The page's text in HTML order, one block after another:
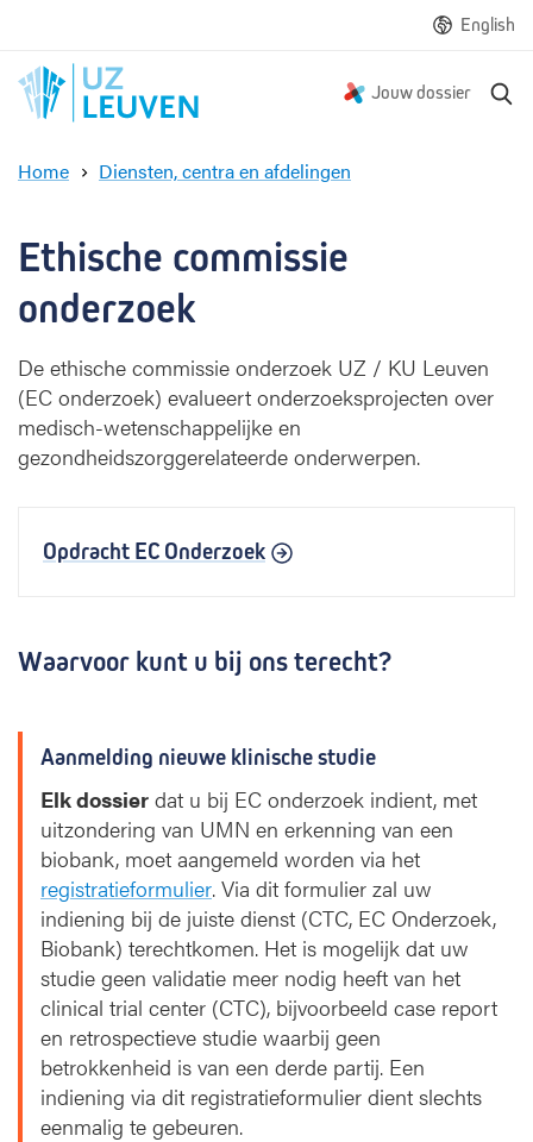
English
Jouw dossier
Home Diensten, centra en afdelingen
e
c
m
n
z
o
k
Ethische commissie
onderzoek
De ethische commissie onderzoek UZ / KU Leuven
(EC onderzoek) evalueert onderzoeksprojecten over
medisch-wetenschappelijke en
gezondheidszorggerelateerde onderwerpen.
Opdracht EC Onderzoek
Waarvoor kunt u bij ons terecht?
Aanmelding nieuwe klinische studie
Elk dossier dat u bij EC onderzoek indient, met
uitzondering van UMN en erkenning van een
biobank, moet aangemeld worden via het
registratieformulier. Via dit formulier zal uw
indiening bij de juiste dienst (CTC, EC Onderzoek,
Biobank) terechtkomen. Het is mogelijk dat uw
studie geen validatie meer nodig heeft van het
clinical trial center (CTC), bijvoorbeeld case report
en retrospectieve studie waarbij geen
betrokkenheid is van een derde partij. Een
indiening via dit registratieformulier dient slechts
eenmalig te gebeuren.